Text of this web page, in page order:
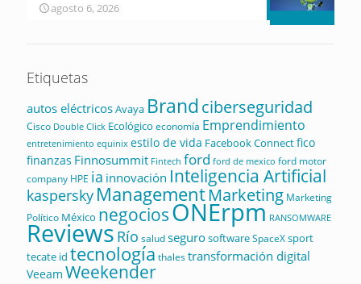
agosto 6, 2026
Etiquetas
autos eléctricosAvaya Brandciberseguridad
Cisco Double Click Ecológico economía Emprendimiento
entretenimiento equinix estilo de vida Facebook Connectfico
finanzas Finnosummit Fintech ford ford de mexico ford motor
company HPE ia innovación Inteligencia Artificial
kaspersky ManagementMarketing Marketing
Político México negociosONErpm RANSOMWARE
Reviews Río saludsegurosoftwareSpaceXsport
tecate id tecnología thalestransformación digital
Veeam Weekender